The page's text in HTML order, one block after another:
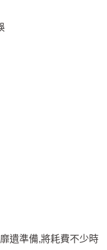
遺準備,將耗費不少時